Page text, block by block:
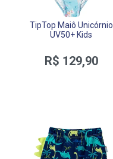
TipTop Maiô Unicórnio
UV50+ Kids
R$ 129,90